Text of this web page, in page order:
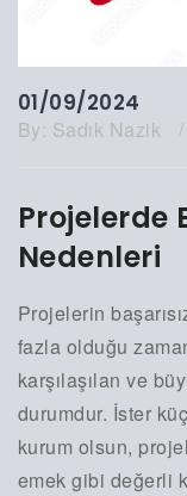
01/09/2024
By: Sadık Nazik /
Projelerde
Nedenleri
Projelerin
fazla olduğu
karşılaşılan ve
durumdur. İster
kurum olsun,
emek gibi değerli